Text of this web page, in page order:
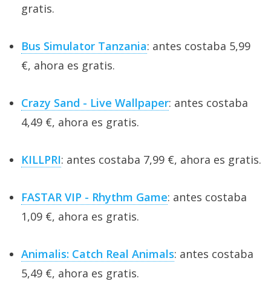
gratis.
Bus Simulator Tanzania: antes costaba 5,99
€, ahora es gratis.
Crazy Sand - Live Wallpaper: antes costaba
4,49 €, ahora es gratis.
KILLPRI: antes costaba 7,99 €, ahora es gratis.
FASTAR VIP - Rhythm Game: antes costaba
1,09 €, ahora es gratis.
Animalis: Catch Real Animals: antes costaba
5,49 €, ahora es gratis.